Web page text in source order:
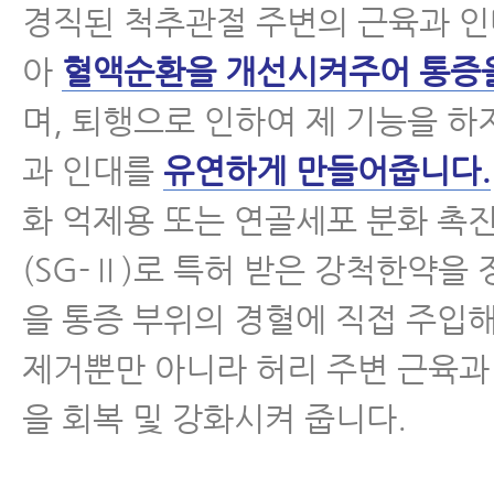
경직된 척추관절 주변의 근육과
아 혈액순환을 개선시켜주어 통증
며, 퇴행으로 인하여 제 기능을 하
과 인대를 유연하게 만들어줍니다.
화 억제용 또는 연골세포 분화 촉
(SG-Ⅱ)로 특허 받은 강척한약을
을 통증 부위의 경혈에 직접 주입
제거뿐만 아니라 허리 주변 근육
을 회복 및 강화시켜 줍니다.